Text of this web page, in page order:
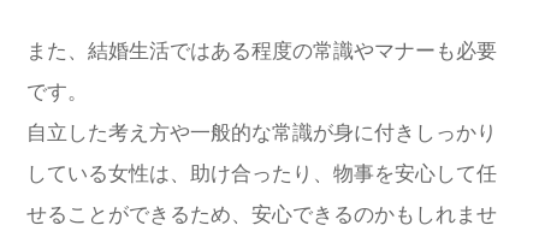
また、結婚生活ではある程度の常識やマナーも必要
です。
自立した考え方や一般的な常識が身に付きしっかり
している女性は、助け合ったり、物事を安心して任
せることができるため、安心できるのかもしれませ